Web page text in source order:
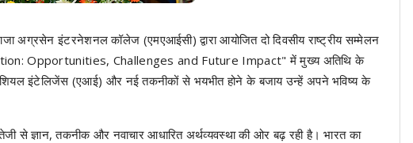
अग्रसेन इंटरनेशनल कॉलेज (एमएआईसी) द्वारा आयोजित दो दिवसीय राष्ट्रीय सम्मेलन
Opportunities, Challenges and Future Impact" में मुख्य अतिथि के
इंटेलिजेंस (एआई) और नई तकनीकों से भयभीत होने के बजाय उन्हें अपने भविष्य के
से ज्ञान, तकनीक और नवाचार आधारित अर्थव्यवस्था की ओर बढ़ रही है। भारत का